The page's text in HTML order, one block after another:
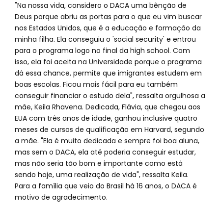
"Na nossa vida, considero o DACA uma bênção de
Deus porque abriu as portas para o que eu vim buscar
nos Estados Unidos, que é a educação e formação da
minha filha. Ela conseguiu o 'social security' e entrou
para o programa logo no final da high school. Com
isso, ela foi aceita na Universidade porque o programa
dá essa chance, permite que imigrantes estudem em
boas escolas. Ficou mais fácil para eu também
conseguir financiar o estudo dela", ressalta orgulhosa a
mãe, Keila Rhavena. Dedicada, Flávia, que chegou aos
EUA com três anos de idade, ganhou inclusive quatro
meses de cursos de qualificação em Harvard, segundo
a mãe. "Ela é muito dedicada e sempre foi boa aluna,
mas sem o DACA, ela até poderia conseguir estudar,
mas não seria tão bom e importante como está
sendo hoje, uma realização de vida", ressalta Keila.
Para a família que veio do Brasil há 16 anos, o DACA é
motivo de agradecimento.